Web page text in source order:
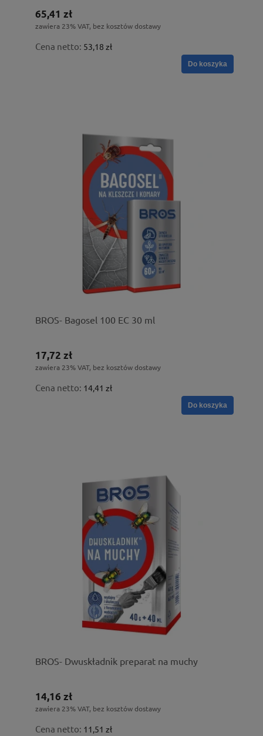
65,41 zł
zawiera 23% VAT, bez kosztów dostawy
Cena netto: 53,18 zł
Do koszyka
BROS- Bagosel 100 EC 30 ml
17,72 zł
zawiera 23% VAT, bez kosztów dostawy
Cena netto: 14,41 zł
Do koszyka
BROS- Dwuskładnik preparat na muchy
14,16 zł
zawiera 23% VAT, bez kosztów dostawy
Cena netto: 11,51 zł